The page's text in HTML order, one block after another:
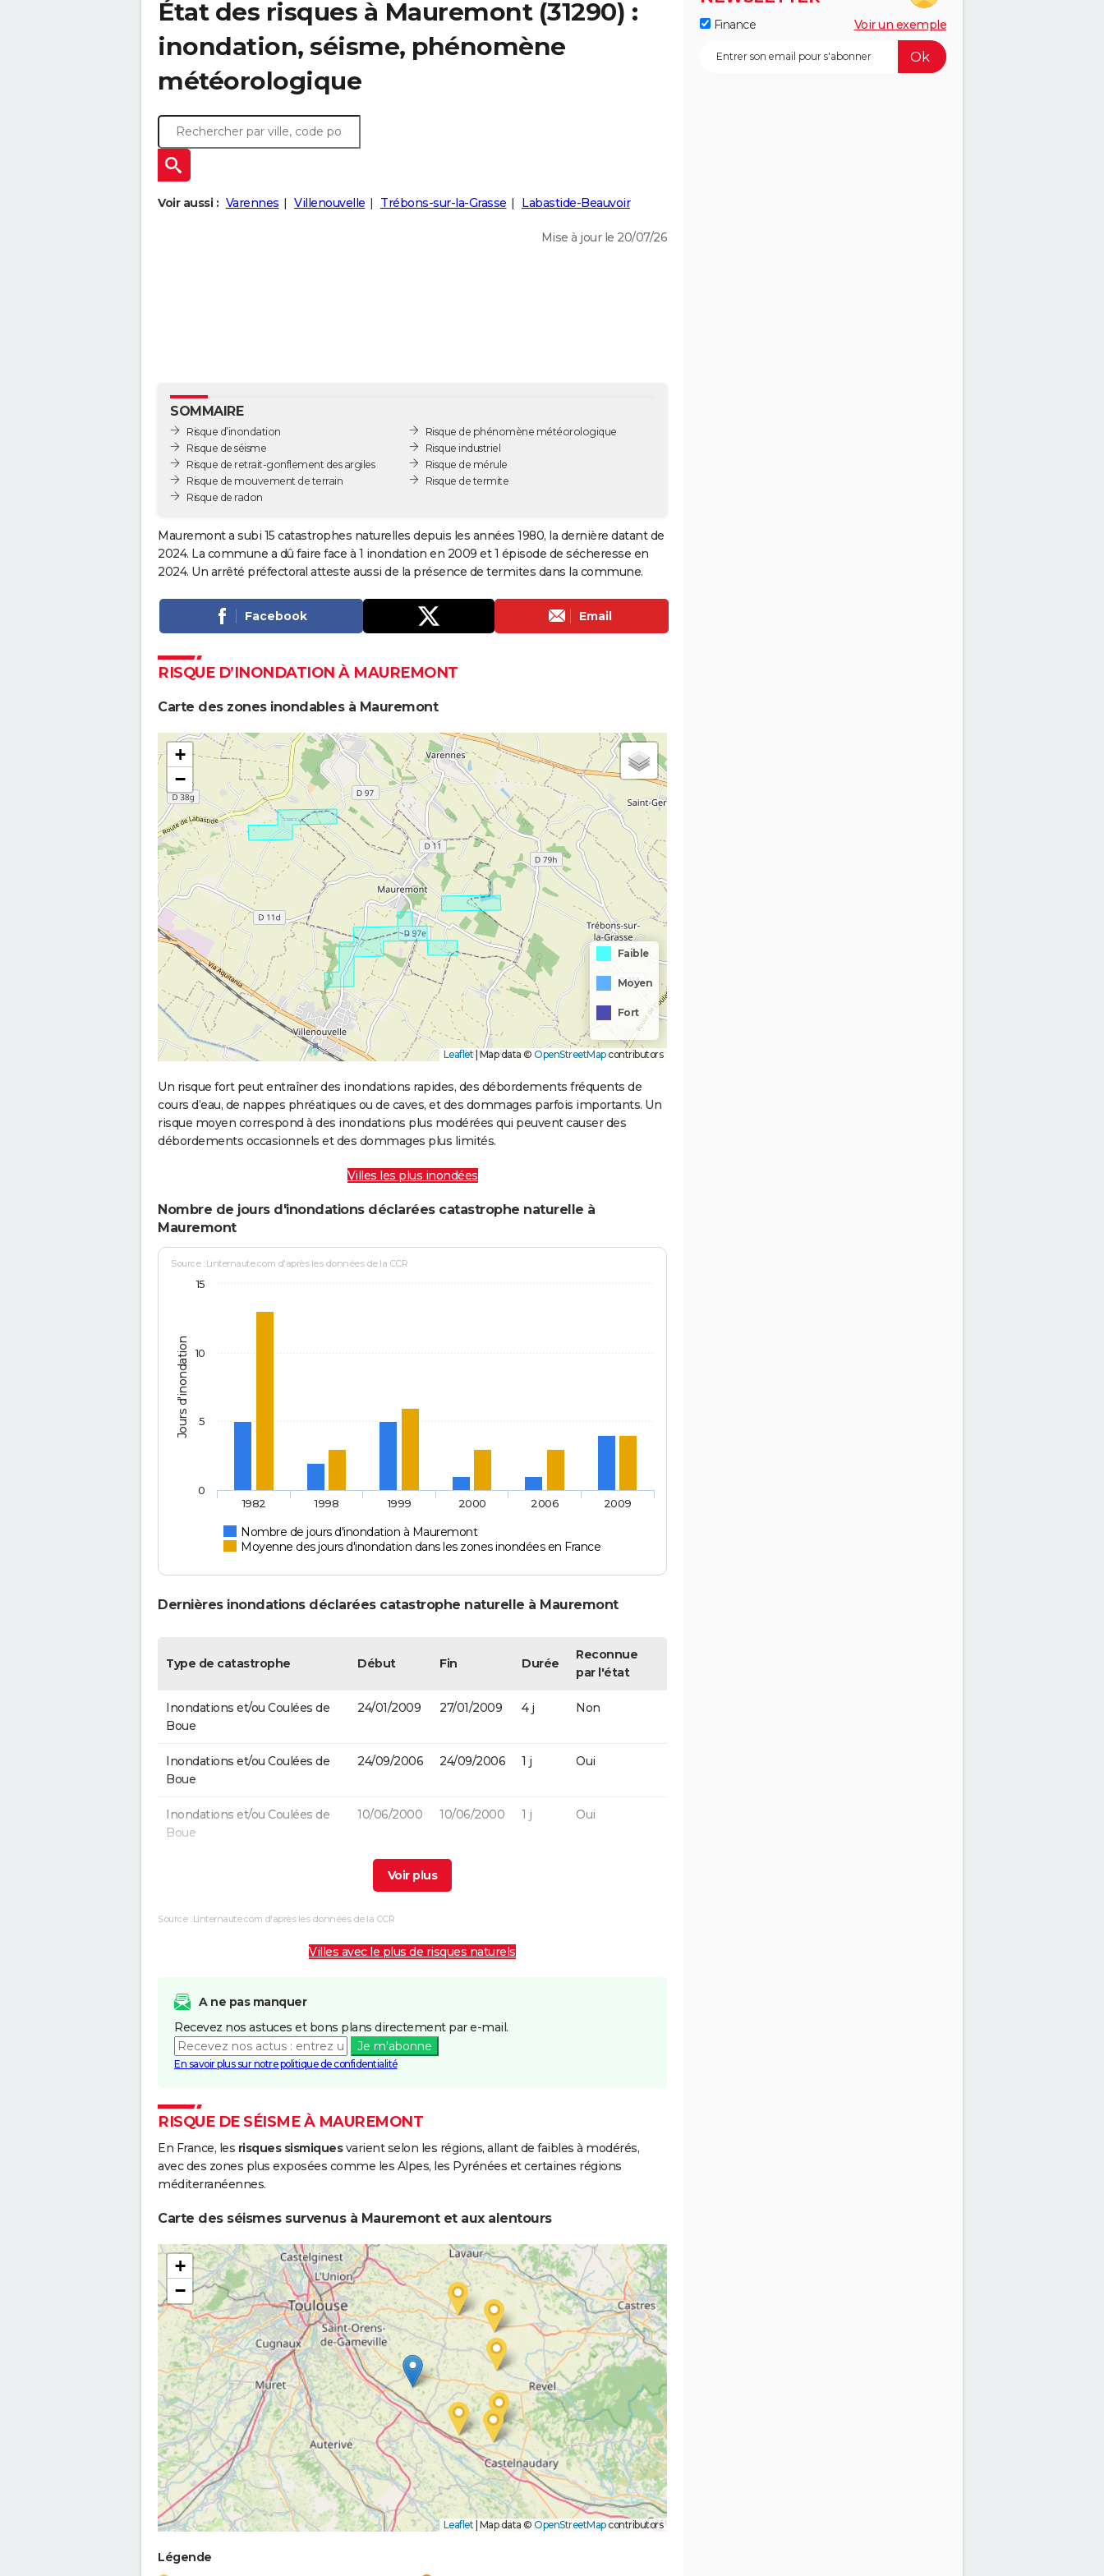
État des risques à Mauremont (31290) :
inondation, séisme, phénomène
météorologique
Voir aussi : Varennes Villenouvelle Trébons-sur-la-Grasse Labastide-Beauvoir
Mise à jour le 20/07/26
SOMMAIRE
Risque d’inondation
Risque de séisme
Risque de retrait-gonflement des argiles
Risque de mouvement de terrain
Risque de radon
Risque de phénomène météorologique
Risque industriel
Risque de mérule
Risque de termite
Mauremont a subi 15 catastrophes naturelles depuis les années 1980, la dernière datant de
2024. La commune a dû faire face à 1 inondation en 2009 et 1 épisode de sécheresse en
2024. Un arrêté préfectoral atteste aussi de la présence de termites dans la commune.
Facebook Email
RISQUE D’INONDATION À MAUREMONT
Carte des zones inondables à Mauremont
+
−
Faible
Moyen
Fort
Leaflet|Map data © OpenStreetMapcontributors
Un risque fort peut entraîner des inondations rapides, des débordements fréquents de
cours d’eau, de nappes phréatiques ou de caves, et des dommages parfois importants. Un
risque moyen correspond à des inondations plus modérées qui peuvent causer des
débordements occasionnels et des dommages plus limités.
Villes les plus inondées
Nombre de jours d'inondations déclarées catastrophe naturelle à
Mauremont
Jours d'inondation
Source : Linternaute.com d'après les données de la CCR
Nombre de jours d'inondation à Mauremont
Moyenne des jours d'inondation dans les zones inondées en France
1982 1998 1999 2000 2006 2009
0
5
10
15
Dernières inondations déclarées catastrophe naturelle à Mauremont
Type de catastrophe Début Fin Durée
Reconnue
par l'état
Inondations et/ou Coulées de
Boue
24/01/2009 27/01/2009 4 j Non
Inondations et/ou Coulées de
Boue
24/09/2006 24/09/2006 1 j Oui
Inondations et/ou Coulées de
Boue
10/06/2000 10/06/2000 1 j Oui
25/12/1999 29/12/1999
Inondations et/ou Coulées de
02/07/1998
Boue
Source : Linternaute.com d'après les données de la CCR
Villes avec le plus de risques naturels
A ne pas manquer
Recevez nos astuces et bons plans directement par e-mail.
Je m'abonne
En savoir plus sur notre politique de confidentialité
RISQUE DE SÉISME À MAUREMONT
En France, les risques sismiquesvarient selon les régions, allant de faibles à modérés,
avec des zones plus exposées comme les Alpes, les Pyrénées et certaines régions
méditerranéennes.
Carte des séismes survenus à Mauremont et aux alentours
+
−
Leaflet | Map data © OpenStreetMapcontributors
Légende
Finance Voir un exemple